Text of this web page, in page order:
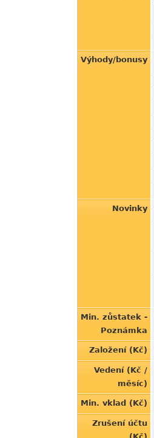
Výhody/bonusy
Novinky
Min. zůstatek -
Poznámka
Založení (Kč)
Vedení (Kč /
měsíc)
Min. vklad (Kč)
Zrušení účtu